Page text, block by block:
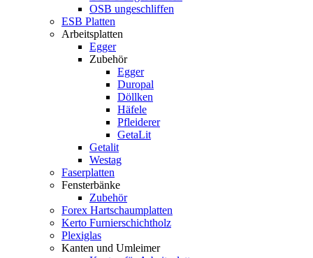
OSB ungeschliffen
ESB Platten
Arbeitsplatten
Egger
Zubehör
Egger
Duropal
Döllken
Häfele
Pfleiderer
GetaLit
Getalit
Westag
Faserplatten
Fensterbänke
Zubehör
Forex Hartschaumplatten
Kerto Furnierschichtholz
Plexiglas
Kanten und Umleimer